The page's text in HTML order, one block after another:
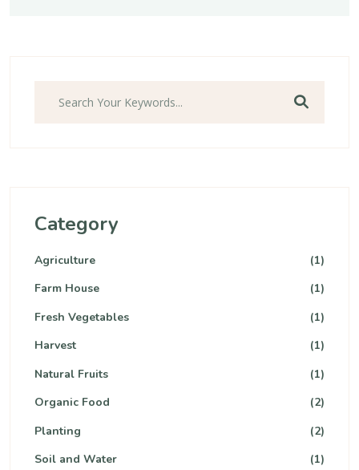
Ara
Category
Agriculture
(1)
Farm House
(1)
Fresh Vegetables
(1)
Harvest
(1)
Natural Fruits
(1)
Organic Food
(2)
Planting
(2)
Soil and Water
(1)